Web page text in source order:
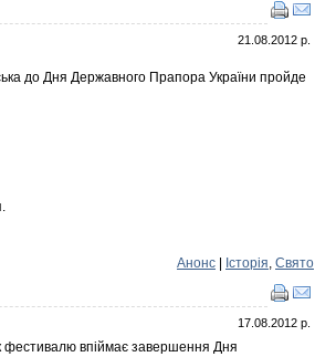
21.08.2012 р.
до Дня Державного Прапора України пройде
Анонс
Історія, Свято
17.08.2012 р.
фестивалю впіймає завершення Дня